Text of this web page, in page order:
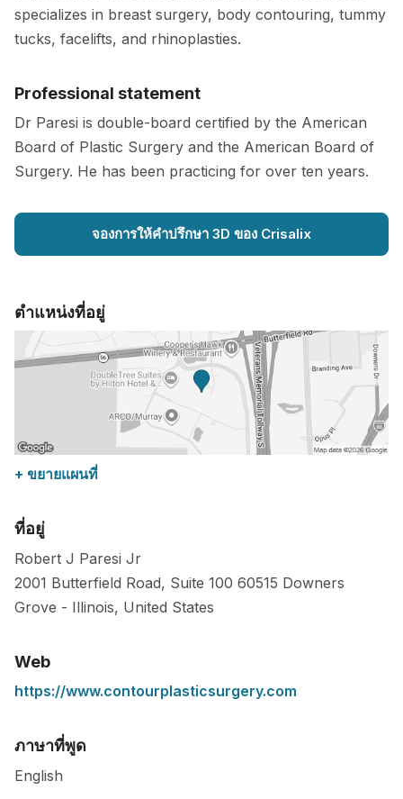
specializes in breast surgery, body contouring, tummy
tucks, facelifts, and rhinoplasties.
Professional statement
Dr Paresi is double-board certified by the American
Board of Plastic Surgery and the American Board of
Surgery. He has been practicing for over ten years.
จองการให้คำปรึกษา 3D ของ Crisalix
ตำแหน่งที่อยู่
+ ขยายแผนที่
ที่อยู่
Robert J Paresi Jr
2001 Butterfield Road, Suite 100 60515 Downers
Grove - Illinois, United States
Web
https://www.contourplasticsurgery.com
ภาษาที่พูด
English